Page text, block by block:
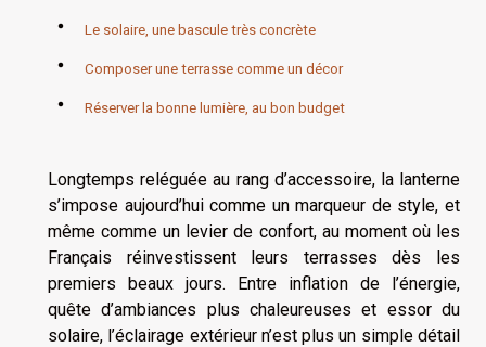
Le solaire, une bascule très concrète
Composer une terrasse comme un décor
Réserver la bonne lumière, au bon budget
Longtemps reléguée au rang d’accessoire, la lanterne
s’impose aujourd’hui comme un marqueur de style, et
même comme un levier de confort, au moment où les
Français réinvestissent leurs terrasses dès les
premiers beaux jours. Entre inflation de l’énergie,
quête d’ambiances plus chaleureuses et essor du
solaire, l’éclairage extérieur n’est plus un simple détail